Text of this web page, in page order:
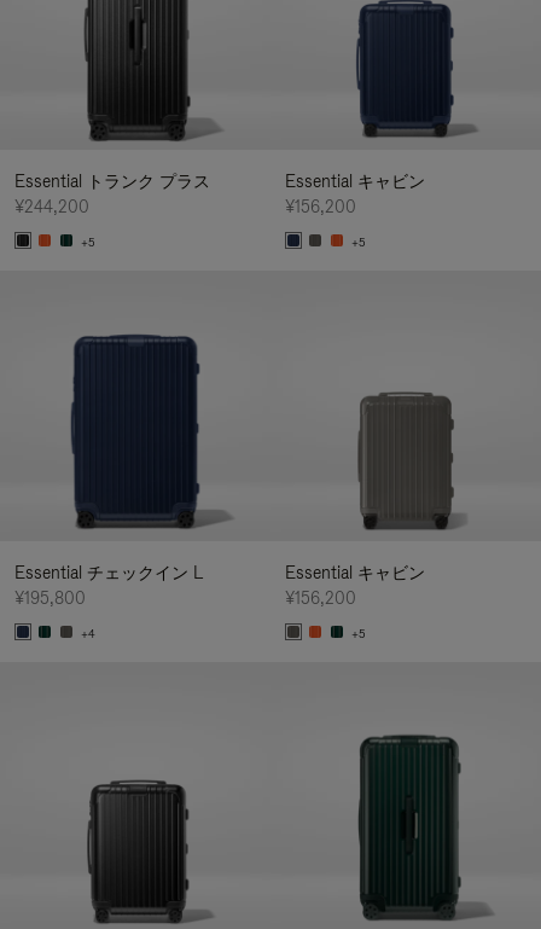
Essential トランク プラス
¥244,200
+5
Essential キャビン
¥156,200
+5
Essential チェックイン L
¥195,800
+4
Essential キャビン
¥156,200
+5